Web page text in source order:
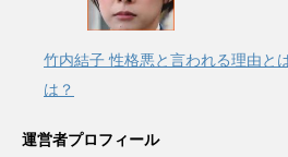
竹内結子 性格悪と言われる理由と
は？
運営者プロフィール